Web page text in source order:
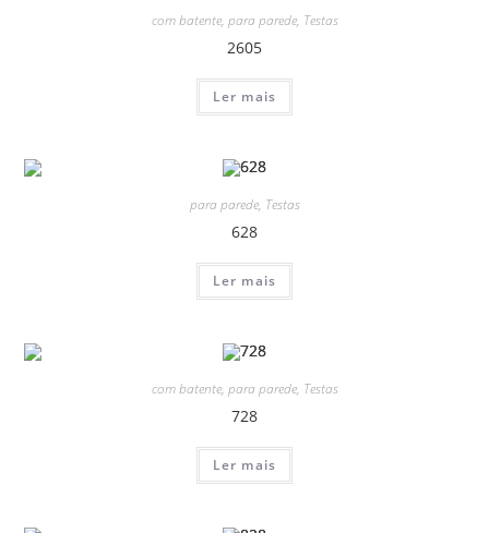
com batente, para parede, Testas
2605
Ler mais
para parede, Testas
628
Ler mais
com batente, para parede, Testas
728
Ler mais